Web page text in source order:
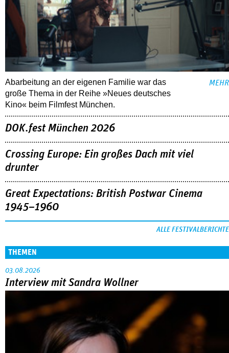
Abarbeitung an der eigenen Familie war das
große Thema in der Reihe »Neues deutsches
Kino« beim Filmfest München.
MEHR
DOK.fest München 2026
Crossing Europe: Ein großes Dach mit viel
drunter
Great Expectations: British Postwar Cinema
1945–1960
ALLE FESTIVALBERICHTE
THEMEN
03.08.2026
Interview mit Sandra Wollner